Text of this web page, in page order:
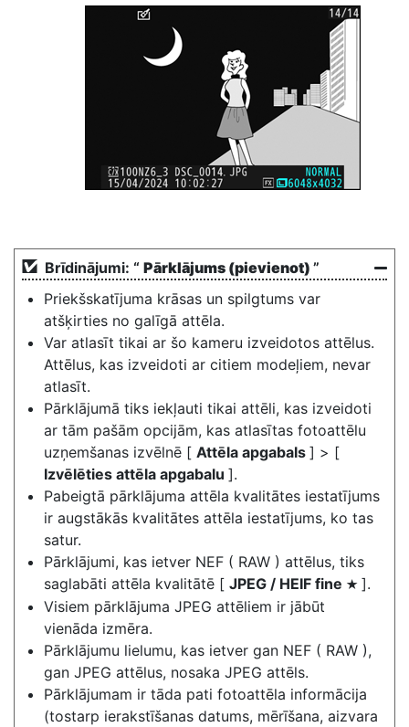
Brīdinājumi: “ Pārklājums (pievienot) ”
Priekšskatījuma krāsas un spilgtums var
atšķirties no galīgā attēla.
Var atlasīt tikai ar šo kameru izveidotos attēlus.
Attēlus, kas izveidoti ar citiem modeļiem, nevar
atlasīt.
Pārklājumā tiks iekļauti tikai attēli, kas izveidoti
ar tām pašām opcijām, kas atlasītas fotoattēlu
uzņemšanas izvēlnē [ Attēla apgabals ] > [
Izvēlēties attēla apgabalu ].
Pabeigtā pārklājuma attēla kvalitātes iestatījums
ir augstākās kvalitātes attēla iestatījums, ko tas
satur.
Pārklājumi, kas ietver NEF ( RAW ) attēlus, tiks
saglabāti attēla kvalitātē [ JPEG / HEIF fine m ].
Visiem pārklājuma JPEG attēliem ir jābūt
vienāda izmēra.
Pārklājumu lielumu, kas ietver gan NEF ( RAW ),
gan JPEG attēlus, nosaka JPEG attēls.
Pārklājumam ir tāda pati fotoattēla informācija
(tostarp ierakstīšanas datums, mērīšana, aizvara